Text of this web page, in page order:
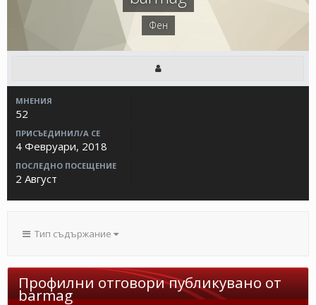
Фен
МНЕНИЯ
52
ПРИСЪЕДИНИЛ/А СЕ
4 Февруари, 2018
ПОСЛЕДНО ПОСЕЩЕНИЕ
2 Август
Тип съдържание
Профилни отговори публикувано от
barmag